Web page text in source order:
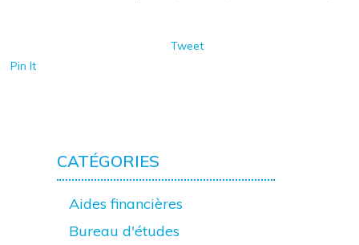
Tweet
Pin It
CATÉGORIES
Aides financières
Bureau d'études